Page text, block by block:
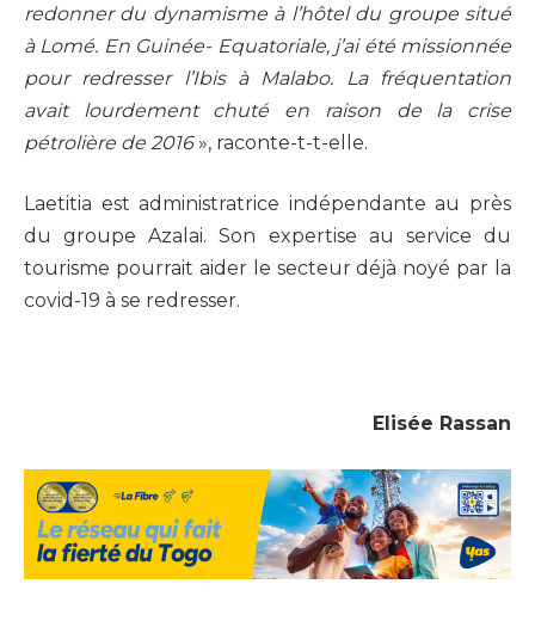
redonner du dynamisme à l’hôtel du groupe situé
à Lomé. En Guinée- Equatoriale, j’ai été missionnée
pour redresser l’Ibis à Malabo. La fréquentation
avait lourdement chuté en raison de la crise
pétrolière de 2016 », raconte-t-t-elle.
Laetitia est administratrice indépendante au près
du groupe Azalai. Son expertise au service du
tourisme pourrait aider le secteur déjà noyé par la
covid-19 à se redresser.
Elisée Rassan